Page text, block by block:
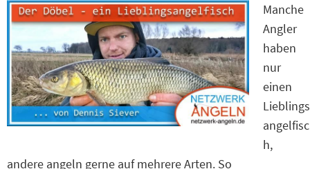
Manche
Angler
haben
nur
einen
Lieblings
angelfisc
h,
andere angeln gerne auf mehrere Arten. So